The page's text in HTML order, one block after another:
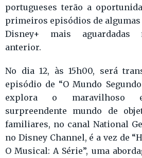
portugueses terão a
primeiros episódios de
Disney+ mais aguardadas
anterior.
No dia 12, às 15h00, será
episódio de “O Mundo
explora o maravilhoso
surpreendente mundo de
familiares, no canal National
no Disney Channel, é a vez de
O Musical: A Série”, uma